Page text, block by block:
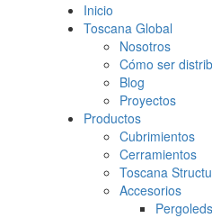
Inicio
Toscana Global
Nosotros
Cómo ser
Blog
Proyectos
Productos
Cubrimientos
Cerramientos
Toscana
Accesorios
Pergoleds